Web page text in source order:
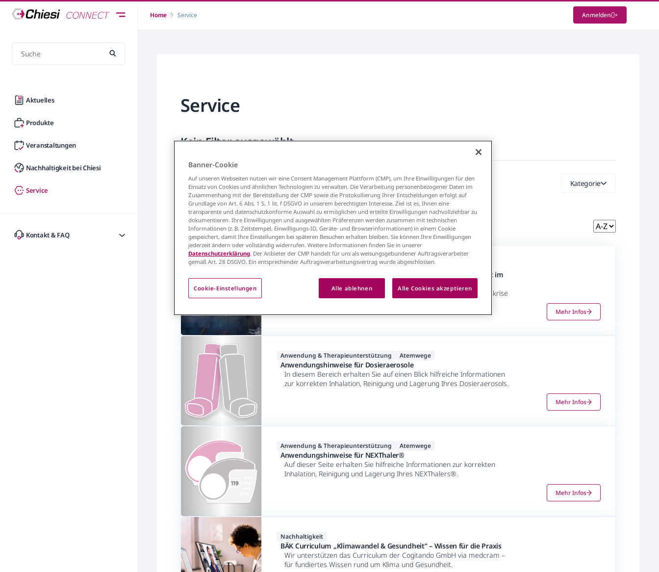
Aktuelles
Produkte
Veranstaltungen
Nachhaltigkeit bei Chiesi
Service
Kontakt & FAQ
Home Service Anmelden
Service
Kein Filter ausgewählt
Kategorie
18 Alle anzeigen
Nachhaltigkeit
Action Over Words – Transparenz, Verantwortung und Fortschritt im
Besuchen Sie unsere Plattform für Fakten und Lösungen zur Klimakrise
Mehr Infos
Anwendung & Therapieunterstützung Atemwege
Anwendungshinweise für Dosieraerosole
In diesem Bereich erhalten Sie auf einen Blick hilfreiche Informationen
zur korrekten Inhalation, Reinigung und Lagerung Ihres Dosieraerosols.
Mehr Infos
Anwendung & Therapieunterstützung Atemwege
Anwendungshinweise für NEXThaler®
Auf dieser Seite erhalten Sie hilfreiche Informationen zur korrekten
Inhalation, Reinigung und Lagerung Ihres NEXThalers®.
Mehr Infos
Nachhaltigkeit
BÄK Curriculum „Klimawandel & Gesundheit“ – Wissen für die Praxis
Wir unterstützen das Curriculum der Cogitando GmbH via medcram –
für fundiertes Wissen rund um Klima und Gesundheit.
Banner-Cookie
Auf unseren Webseiten nutzen wir eine Consent Management Plattform (CMP), um Ihre Einwilligungen für den
Einsatz von Cookies und ähnlichen Technologien zu verwalten. Die Verarbeitung personenbezogener Daten im
Zusammenhang mit der Bereitstellung der CMP sowie die Protokollierung Ihrer Entscheidungen erfolgt auf
Grundlage von Art. 6 Abs. 1 S. 1 lit. f DSGVO in unserem berechtigten Interesse. Ziel ist es, Ihnen eine
transparente und datenschutzkonforme Auswahl zu ermöglichen und erteilte Einwilligungen nachvollziehbar zu
dokumentieren. Ihre Einwilligungen und ausgewählten Präferenzen werden zusammen mit technischen
Informationen (z. B. Zeitstempel, Einwilligungs-ID, Geräte- und Browserinformationen) in einem Cookie
gespeichert, damit Ihre Einstellungen bei späteren Besuchen erhalten bleiben. Sie können Ihre Einwilligungen
jederzeit ändern oder vollständig widerrufen. Weitere Informationen finden Sie in unserer
Datenschutzerklärung. Der Anbieter der CMP handelt für uns als weisungsgebundener Auftragsverarbeiter
gemäß Art. 28 DSGVO. Ein entsprechender Auftragsverarbeitungsvertrag wurde abgeschlossen.
Cookie-Einstellungen Alle ablehnen Alle Cookies akzeptieren